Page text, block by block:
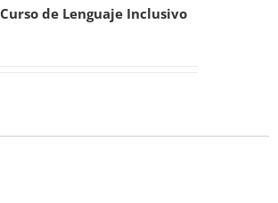
Curso de Lenguaje Inclusivo